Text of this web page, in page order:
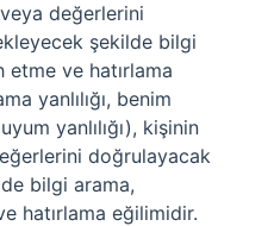
değerlerini
şekilde bilgi
ve hatırlama
yanlılığı, benim
yanlılığı), kişinin
doğrulayacak
bilgi arama,
hatırlama eğilimidir.